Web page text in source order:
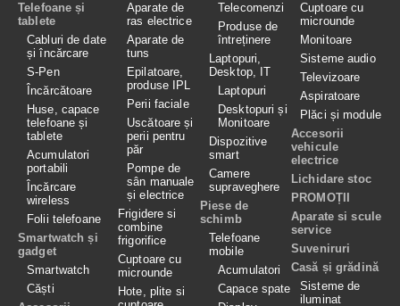
Telefoane și
tablete
Cabluri de date
și încărcare
S-Pen
Încărcătoare
Huse, capace
telefoane și
tablete
Acumulatori
portabili
Încărcare
wireless
Folii telefoane
Smartwatch și
gadget
Smartwatch
Căști
Aparate de
ras electrice
Aparate de
tuns
Epilatoare,
produse IPL
Perii faciale
Uscătoare și
perii pentru
păr
Pompe de
sân manuale
și electrice
Frigidere si
combine
frigorifice
Cuptoare cu
microunde
Hote, plite si
Telecomenzi
Produse de
întreținere
Laptopuri,
Desktop, IT
Laptopuri
Desktopuri și
Monitoare
Dispozitive
smart
Camere
supraveghere
Piese de
schimb
Telefoane
mobile
Acumulatori
Capace spate
Cuptoare cu
microunde
Monitoare
Sisteme audio
Televizoare
Aspiratoare
Plăci și module
Accesorii
vehicule
electrice
Lichidare stoc
PROMOȚII
Aparate si scule
service
Suveniruri
Casă și grădină
Sisteme de
iluminat